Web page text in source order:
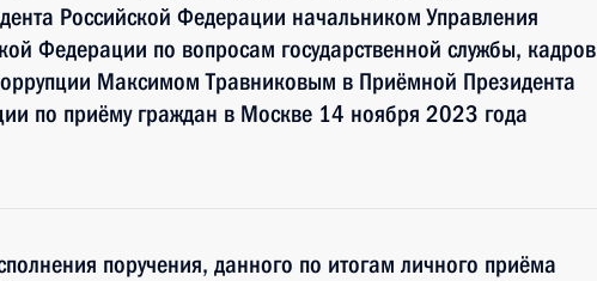
Российской Федерации начальником Управления
Федерации по вопросам государственной службы, кадров
Максимом Травниковым в Приёмной Президента
по приёму граждан в Москве 14 ноября 2023 года
поручения, данного по итогам личного приёма